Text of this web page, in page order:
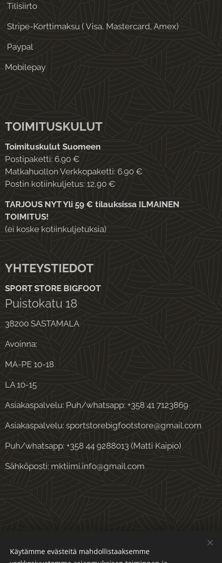
Tilisiirto
Stripe-Korttimaksu ( Visa, Mastercard, Amex)
Paypal
Mobilepay
TOIMITUSKULUT
Toimituskulut Suomeen
Postipaketti: 6.90 €
Matkahuollon Verkkopaketti: 6.90 €
Postin kotiinkuljetus: 12,90 €
TARJOUS NYT Yli 59 € tilauksissa ILMAINEN
TOIMITUS!
(ei koske kotiinkuljetuksia)
YHTEYSTIEDOT
SPORT STORE BIGFOOT
Puistokatu 18
38200 SASTAMALA
Avoinna:
MA-PE 10-18
LA 10-15
Asiakaspalvelu: Puh/whatsapp: +358 41 7123869
Asiakaspalvelu: sportstorebigfootstore@gmail.com
Puh/whatsapp: +358 44 9288013 (Matti Kaipio)
Sähköposti: mktiimi.info@gmail.com
Evästeet
Käytämme evästeitä mahdollistaaksemme